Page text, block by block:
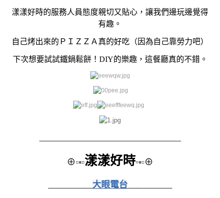
漾漾好時的服務人員態度親切又貼心，讓我們邊玩邊覺得
有趣。
自己烤出來的ＰＩＺＺＡ真的好吃（因為自己靠勞力吧）
下次想要試試鐵鍋鬆餅！DIY的樂趣，這餐廳真的不錯。
⊕▫▪▫漾漾好時▫▪▫⊕
大眼電台